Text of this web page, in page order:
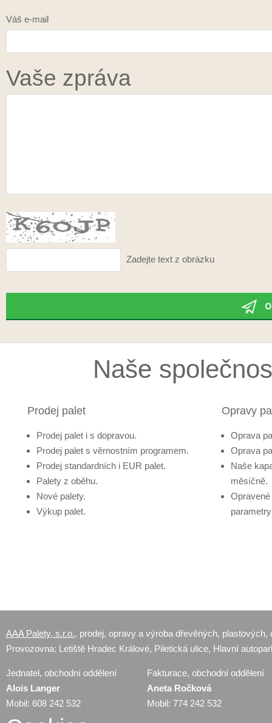
Váš e-mail
Vaše zpráva
Zadejte text z obrázku
Naše
Prodej palet
Prodej palet i s dopravou.
Prodej palet s věrnostním programem.
Prodej standardních i EUR palet.
Palety z oběhu.
Nové palety.
Výkup palet.
Opravy
Oprava
Oprava
Naše
měsíčně.
AAA Palety, s.r.o., prodej, opravy a výroba dřevěných, plastových,
Provozovna: Letiště Hradec Králové, Piletická ulice, Hlavní
Jednatel, obchodní oddělení
Alois Langer
Mobil: 608 242 532
Fakturace, obchodní oddělení
Aneta Ročková
Mobil: 774 242 532